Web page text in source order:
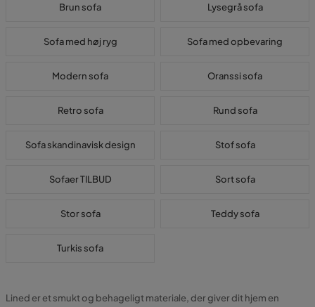
Brun sofa Lysegrå sofa
Sofa med høj ryg Sofa med opbevaring
Modern sofa Oranssi sofa
Retro sofa Rund sofa
Sofa skandinavisk design Stof sofa
Sofaer TILBUD Sort sofa
Stor sofa Teddy sofa
Turkis sofa
Lined er et smukt og behageligt materiale, der giver dit hjem en